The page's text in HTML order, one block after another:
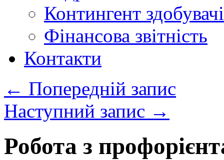
Контингент
Фінансова звітність
Контакти
← Попередній запис
Наступний запис →
Робота з